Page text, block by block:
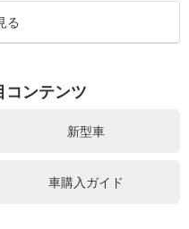
る
コンテンツ
新型車
車購入ガイド